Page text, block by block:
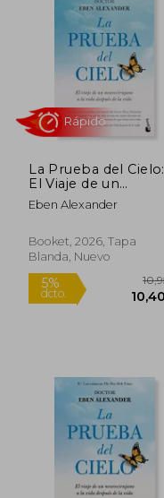
La Prueba del Cielo:
El Viaje de un
Neurocirujano a la
Vida Después de la
Eben Alexander
Booket, 2026, Tapa
Blanda, Nuevo